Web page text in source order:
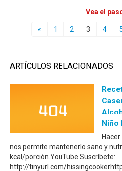
Vea el
« 1 2 3 4 5
ARTÍCULOS RELACIONADOS
Niño
nos permite mantenerlo sano y
kcal/porción.YouTube Suscríbete:
http://tinyurl.com/